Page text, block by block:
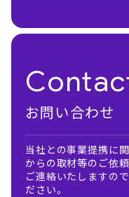
お問い合わせ
当社との事業提携に
からの取材等のご依
ご連絡いたしますの
ださい。